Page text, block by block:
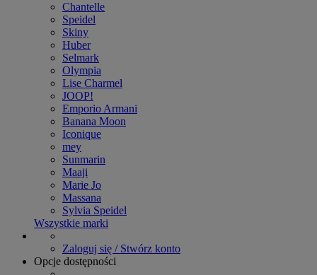
Chantelle
Speidel
Skiny
Huber
Selmark
Olympia
Lise Charmel
JOOP!
Emporio Armani
Banana Moon
Iconique
mey
Sunmarin
Maaji
Marie Jo
Massana
Sylvia Speidel
Wszystkie marki
Zaloguj się / Stwórz konto
Opcje dostępności